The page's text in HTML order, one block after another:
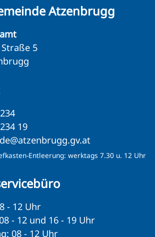
Atzenbrugg
5
19
Entleerung: werktags 7.30 u. 12 Uhr
- 12 Uhr
- 12 und 16 - 19 Uhr
08 - 12 Uhr